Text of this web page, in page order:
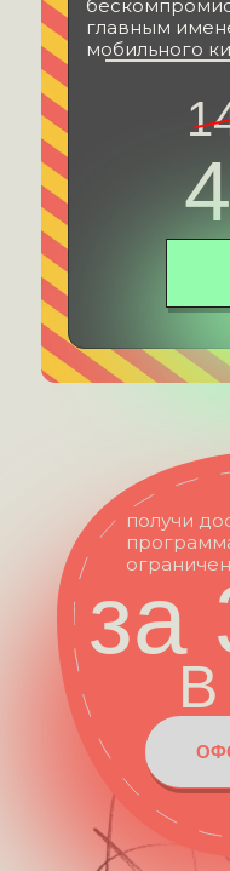
главным
мобильного
за
получи
РАЗРАБОТКЕ
ВИЗУАЛЬНОГО
СОЗДАНИЮ
КОНТЕНТА,
ЛЮДЕЙ, КОТОРЫМ